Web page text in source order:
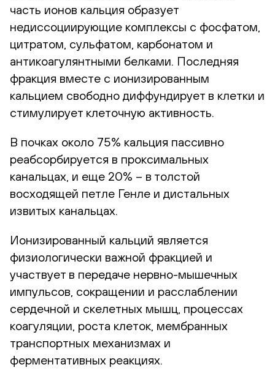
часть ионов кальция образует
недиссоциирующие комплексы с фосфатом,
цитратом, сульфатом, карбонатом и
антикоагулянтными белками. Последняя
фракция вместе с ионизированным
кальцием свободно диффундирует в клетки и
стимулирует клеточную активность.
В почках около 75% кальция пассивно
реабсорбируется в проксимальных
канальцах, и еще 20% – в толстой
восходящей петле Генле и дистальных
извитых канальцах.
Ионизированный кальций является
физиологически важной фракцией и
участвует в передаче нервно-мышечных
импульсов, сокращении и расслаблении
сердечной и скелетных мышц, процессах
коагуляции, роста клеток, мембранных
транспортных механизмах и
ферментативных реакциях.